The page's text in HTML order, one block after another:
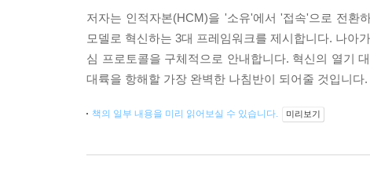
저자는 인적자본(HCM)을 '소유'에서 '접속'으로 전환
모델로 혁신하는 3대 프레임워크를 제시합니다. 나아
심 프로토콜을 구체적으로 안내합니다. 혁신의 열기
대륙을 항해할 가장 완벽한 나침반이 되어줄 것입니다.
책의 일부 내용을 미리 읽어보실 수 있습니다. 미리보기